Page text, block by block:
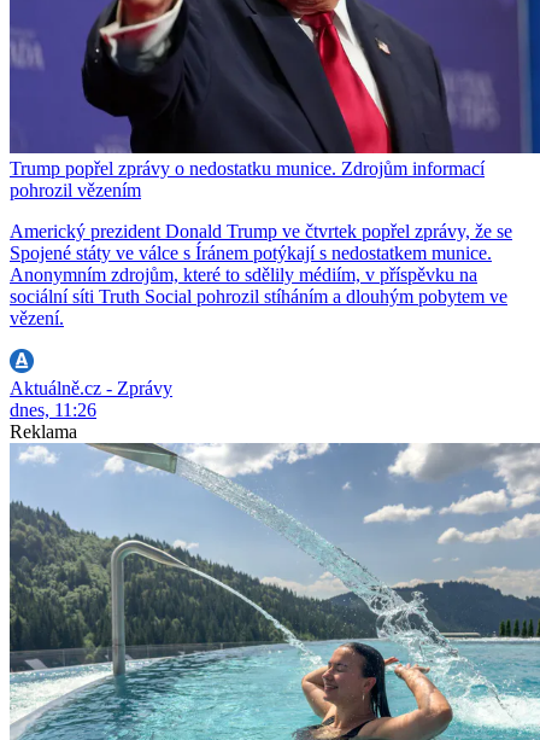
Trump popřel zprávy o nedostatku munice. Zdrojům informací
pohrozil vězením
Americký prezident Donald Trump ve čtvrtek popřel zprávy, že se
Spojené státy ve válce s Íránem potýkají s nedostatkem munice.
Anonymním zdrojům, které to sdělily médiím, v příspěvku na
sociální síti Truth Social pohrozil stíháním a dlouhým pobytem ve
vězení.
Aktuálně.cz - Zprávy
dnes, 11:26
Reklama